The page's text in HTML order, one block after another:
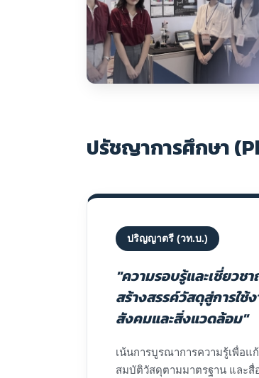
ปรัชญาการศึกษา
ปริญญาตรี (วท.บ.)
"ความรอบรู้และเชี่ยวช
สร้างสรรค์วัสดุสู่การใ
สังคมและสิ่งแวดล้อม"
เน้นการบูรณาการความรู้เพื่อ
สมบัติวัสดุตามมาตรฐาน และสื่